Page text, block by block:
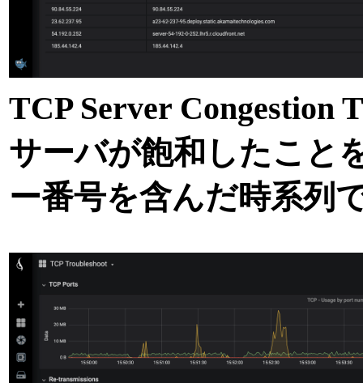
TCP Server Congestion
サーバが飽和したこと
ー番号を含んだ時系列